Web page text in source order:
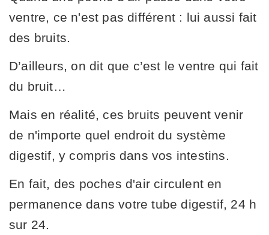
ventre, ce n'est pas différent : lui aussi fait
des bruits.
D’ailleurs, on dit que c’est le ventre qui fait
du bruit…
Mais en réalité, ces bruits peuvent venir
de n'importe quel endroit du système
digestif, y compris dans vos intestins.
En fait, des poches d'air circulent en
permanence dans votre tube digestif, 24 h
sur 24.